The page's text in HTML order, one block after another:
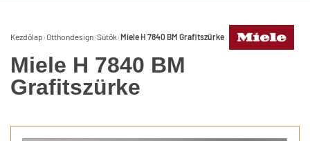
Kezdőlap›Otthondesign›Sütők›Miele H 7840 BM Grafitszürke
Miele H 7840 BM
Grafitszürke